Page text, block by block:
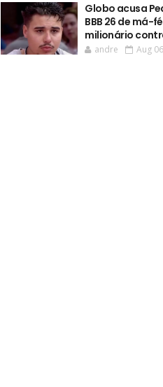
Globo acusa
BBB 26 de má-
milionário
andre Aug